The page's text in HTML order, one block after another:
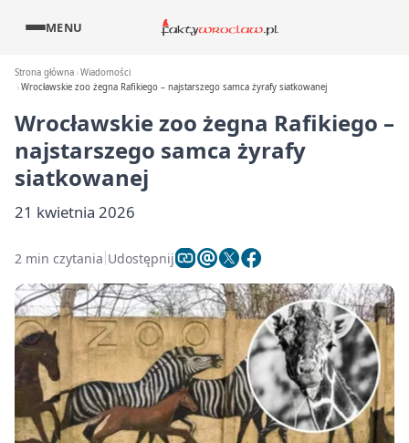
MENU
Strona główna Wiadomości
Wrocławskie zoo żegna Rafikiego – najstarszego samca żyrafy siatkowanej
Wrocławskie zoo żegna Rafikiego –
najstarszego samca żyrafy
siatkowanej
21 kwietnia 2026
2 min czytania Udostępnij